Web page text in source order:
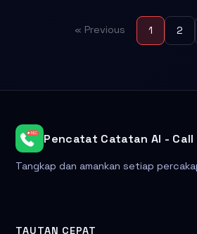
« Previous 1 2
Pencatat Catatan AI - Call
Tangkap dan amankan setiap
TAUTAN CEPAT